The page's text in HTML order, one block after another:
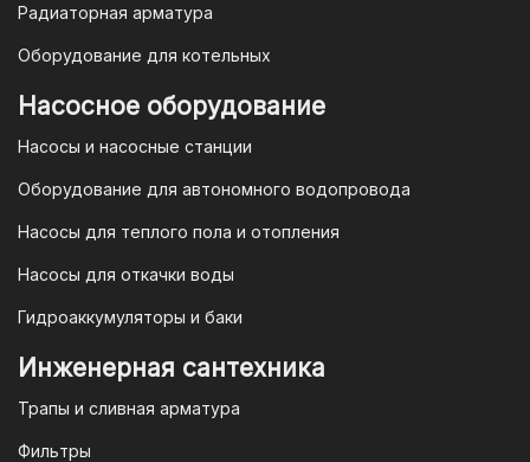
магазине "TIM-com Россия" Вы можете
быть уверены в том, что мы действуем
в рамках действующего
Законодательства Российской
Федерации и Ваши права, как
отопительной техники (котлы, газовые
монтажа, необходимо вызывать
специалиста из
Радиаторная арматура
Оборудование для котельных
Насосное оборудование
Насосы и насосные станции
Оборудование для автономного водопровода
Насосы для теплого пола и отопления
Насосы для откачки воды
Гидроаккумуляторы и баки
Инженерная сантехника
Трапы и сливная арматура
Фильтры